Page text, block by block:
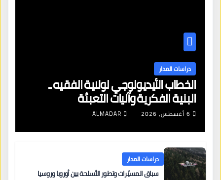
دراسات المدار
الخطاب الأيديولوجي لولاية الفقيه ـ
البنية الفكرية وآليات التعبئة
6 أغسطس، 2026 ALMADAR
دراسات المدار
سباق المسيّرات وتطور الأسلحة بين أوروبا وروسيا